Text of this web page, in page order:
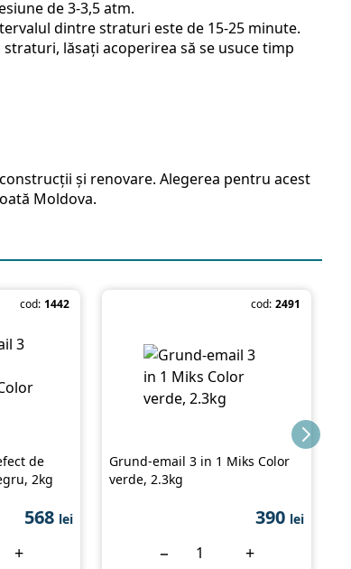
de 3-3,5 atm.
dintre straturi este de 15-25 minute.
lăsați acoperirea să se usuce timp
și renovare. Alegerea pentru acest
Moldova.
cod: 1442
de
2kg
568 lei
+
cod: 2491
Grund-email 3 in 1 Miks Color
verde, 2.3kg
390 lei
− +